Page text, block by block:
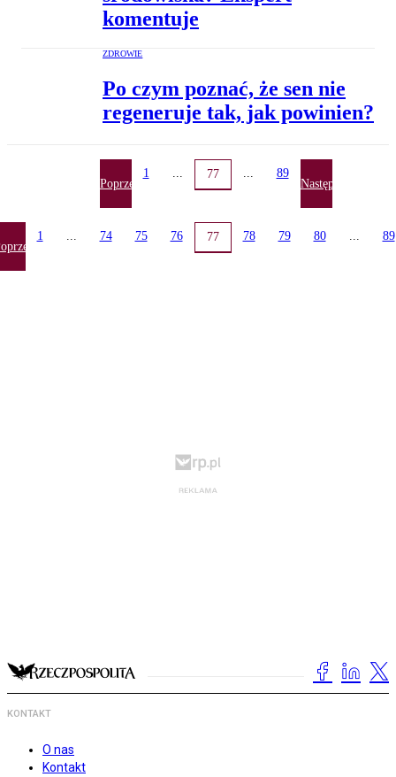
komentuje
ZDROWIE
Po czym poznać, że sen nie
regeneruje tak, jak powinien?
Poprzednia
1 ... 77 ... 89
Następna
1 ... 74 75 76 77 78 79 80 ... 89
KONTAKT
O nas
Kontakt